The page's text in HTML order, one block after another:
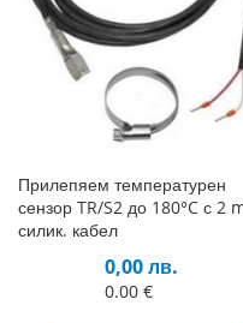
Прилепяем температурен
сензор TR/S2 до 180°C с 2
силик. кабел
0,00 лв.
0.00 €